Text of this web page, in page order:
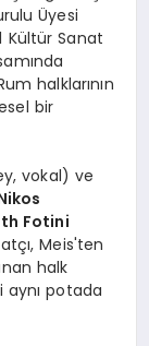
Üyesi
Kültür Sanat
halklarının
bir
vokal) ve
Fotini
Meis'ten
halk
aynı potada